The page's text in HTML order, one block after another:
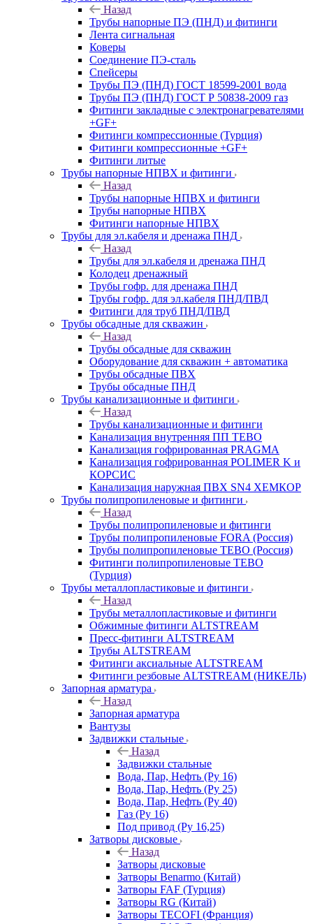
Назад
Трубы напорные ПЭ (ПНД) и фитинги
Лента сигнальная
Коверы
Соединение ПЭ-сталь
Спейсеры
Трубы ПЭ (ПНД) ГОСТ 18599-2001 вода
Трубы ПЭ (ПНД) ГОСТ Р 50838-2009 газ
Фитинги закладные с электронагревателями
+GF+
Фитинги компрессионные (Турция)
Фитинги компрессионные +GF+
Фитинги литые
Трубы напорные НПВХ и фитинги
Назад
Трубы напорные НПВХ и фитинги
Трубы напорные НПВХ
Фитинги напорные НПВХ
Трубы для эл.кабеля и дренажа ПНД
Назад
Трубы для эл.кабеля и дренажа ПНД
Колодец дренажный
Трубы гофр. для дренажа ПНД
Трубы гофр. для эл.кабеля ПНД/ПВД
Фитинги для труб ПНД/ПВД
Трубы обсадные для скважин
Назад
Трубы обсадные для скважин
Оборудование для скважин + автоматика
Трубы обсадные ПВХ
Трубы обсадные ПНД
Трубы канализационные и фитинги
Назад
Трубы канализационные и фитинги
Канализация внутренняя ПП TEBO
Канализация гофрированная PRAGMA
Канализация гофрированная POLIMER K и
КОРСИС
Канализация наружная ПВХ SN4 ХЕМКОР
Трубы полипропиленовые и фитинги
Назад
Трубы полипропиленовые и фитинги
Трубы полипропиленовые FORA (Россия)
Трубы полипропиленовые TEBO (Россия)
Фитинги полипропиленовые TEBO
(Турция)
Трубы металлопластиковые и фитинги
Назад
Трубы металлопластиковые и фитинги
Обжимные фитинги ALTSTREAM
Пресс-фитинги ALTSTREAM
Трубы ALTSTREAM
Фитинги аксиальные ALTSTREAM
Фитинги резбовые ALTSTREAM (НИКЕЛЬ)
Запорная арматура
Назад
Запорная арматура
Вантузы
Задвижки стальные
Назад
Задвижки стальные
Вода, Пар, Нефть (Ру 16)
Вода, Пар, Нефть (Ру 25)
Вода, Пар, Нефть (Ру 40)
Газ (Ру 16)
Под привод (Ру 16,25)
Затворы дисковые
Назад
Затворы дисковые
Затворы Benarmo (Китай)
Затворы FAF (Турция)
Затворы RG (Китай)
Затворы TECOFI (Франция)